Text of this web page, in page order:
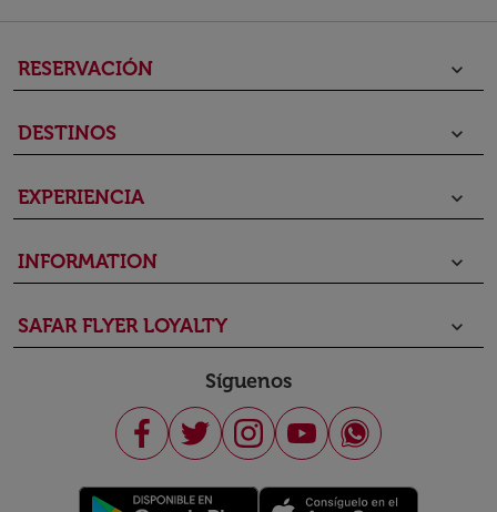
RESERVACIÓN keyboard_arrow_down
DESTINOS keyboard_arrow_down
EXPERIENCIA keyboard_arrow_down
INFORMATION keyboard_arrow_down
SAFAR FLYER LOYALTY keyboard_arrow_down
Síguenos